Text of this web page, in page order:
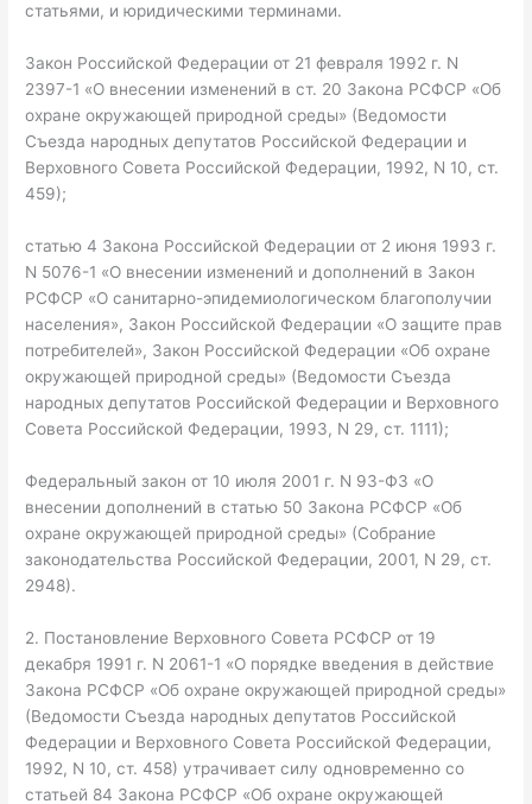
статьями, и юридическими терминами.
Закон Российской Федерации от 21 февраля 1992 г. N
2397-1 «О внесении изменений в ст. 20 Закона РСФСР «Об
охране окружающей природной среды» (Ведомости
Съезда народных депутатов Российской Федерации и
Верховного Совета Российской Федерации, 1992, N 10, ст.
459);
статью 4 Закона Российской Федерации от 2 июня 1993 г.
N 5076-1 «О внесении изменений и дополнений в Закон
РСФСР «О санитарно-эпидемиологическом благополучии
населения», Закон Российской Федерации «О защите прав
потребителей», Закон Российской Федерации «Об охране
окружающей природной среды» (Ведомости Съезда
народных депутатов Российской Федерации и Верховного
Совета Российской Федерации, 1993, N 29, ст. 1111);
Федеральный закон от 10 июля 2001 г. N 93-ФЗ «О
внесении дополнений в статью 50 Закона РСФСР «Об
охране окружающей природной среды» (Собрание
законодательства Российской Федерации, 2001, N 29, ст.
2948).
2. Постановление Верховного Совета РСФСР от 19
декабря 1991 г. N 2061-1 «О порядке введения в действие
Закона РСФСР «Об охране окружающей природной среды»
(Ведомости Съезда народных депутатов Российской
Федерации и Верховного Совета Российской Федерации,
1992, N 10, ст. 458) утрачивает силу одновременно со
статьей 84 Закона РСФСР «Об охране окружающей